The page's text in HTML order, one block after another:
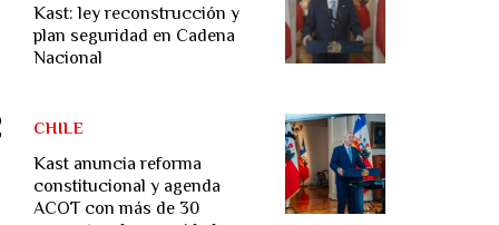
Kast: ley reconstrucción y
plan seguridad en Cadena
Nacional
Kast anuncia reforma
constitucional y agenda
ACOT con más de 30
CHILE